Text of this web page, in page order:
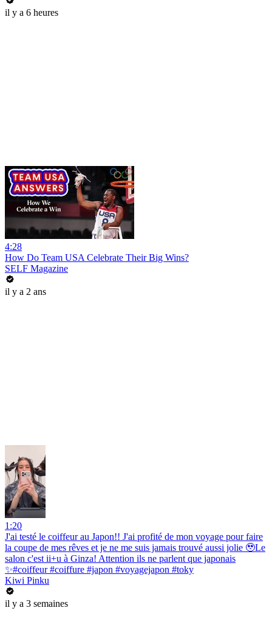
il y a 6 heures
4:28
How Do Team USA Celebrate Their Big Wins?
SELF Magazine
il y a 2 ans
1:20
J'ai testé le coiffeur au Japon!! J'ai profité de mon voyage pour faire
la coupe de mes rêves et je ne me suis jamais trouvé aussi jolie 🥹Le
salon c'est ii+u à Ginza! Attention ils ne parlent que japonais
✨#coiffeur #coiffure #japon #voyagejapon #toky
Kiwi Pinku
il y a 3 semaines